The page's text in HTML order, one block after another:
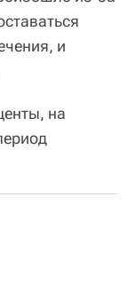
и
на